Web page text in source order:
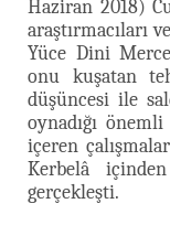
Haziran 2018)
araştırmacıları
Yüce Dini
onu kuşatan
düşüncesi ile
oynadığı
içeren
Kerbelâ
gerçekleşti.